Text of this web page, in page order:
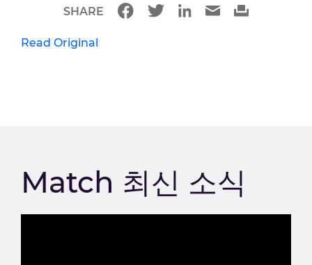
Read Original
SHARE
Match 최신 소식